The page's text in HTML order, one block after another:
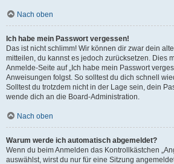
Nach oben
Ich habe mein Passwort vergessen!
Das ist nicht schlimm! Wir können dir zwar dein
mitteilen, du kannst es jedoch zurücksetzen. Dies
Anmelde-Seite auf „Ich habe mein Passwort
Anweisungen folgst. So solltest du dich schnell
Solltest du trotzdem nicht in der Lage sein, dein
wende dich an die Board-Administration.
Nach oben
Warum werde ich automatisch abgemeldet?
Wenn du beim Anmelden das Kontrollkästchen
auswählst, wirst du nur für eine Sitzung